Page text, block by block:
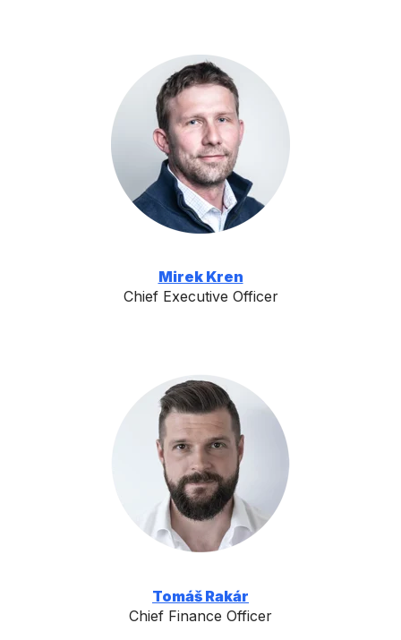
Mirek Kren
Chief Executive Officer
Tomáš Rakár
Chief Finance Officer